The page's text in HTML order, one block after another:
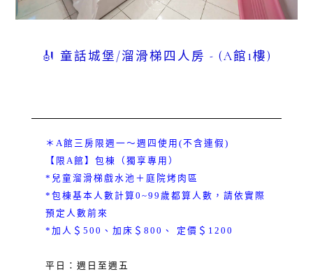
🎻 童話城堡/溜滑梯四人房 - (A館1樓)
＊A館三房限週一～週四使用(不含連假)
【限A館】包棟（獨享專用）
*兒童溜滑梯戲水池＋庭院烤肉區
*包棟基本人數計算0~99歲都算人數，請依實際
預定人數前來
*加人＄500、加床＄800、 定價＄1200
平日：週日至週五